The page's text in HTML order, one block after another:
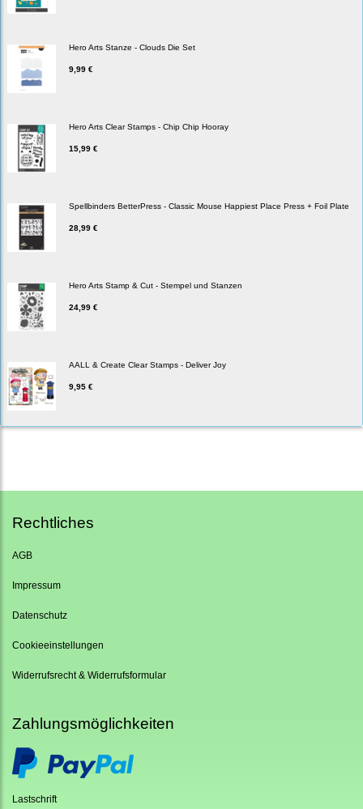
Hero Arts Stanze - Clouds Die Set
9,99 €
Hero Arts Clear Stamps - Chip Chip Hooray
15,99 €
Spellbinders BetterPress - Classic Mouse Happiest Place Press + Foil Plate
28,99 €
Hero Arts Stamp & Cut - Stempel und Stanzen
24,99 €
AALL & Create Clear Stamps - Deliver Joy
9,95 €
Rechtliches
AGB
Impressum
Datenschutz
Cookieeinstellungen
Widerrufsrecht & Widerrufsformular
Zahlungsmöglichkeiten
Lastschrift